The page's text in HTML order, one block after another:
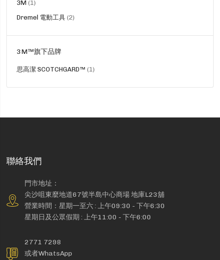
3M 1貨
Dremel 電動工具 2貨
3M™旗下品牌
思高潔 SCOTCHGARD™ 1貨
聯絡我們
門市地址：
尖沙咀東麼地道67號半島中心商場 地庫L23舖
營業時間：星期一至六 : 上午09:30 - 下午6:30
星期日及公眾假期 : 上午11:00 - 下午6:00
2771 7298
或者WhatsApp